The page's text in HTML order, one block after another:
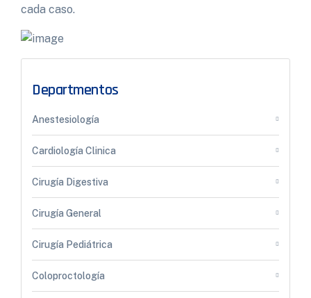
Departmentos
Anestesiología
Cardiología Clinica
Cirugía Digestiva
Cirugía General
Cirugía Pediátrica
Coloproctología
cada caso.